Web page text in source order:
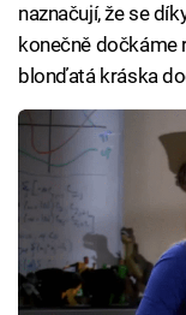
naznačují, že se
konečně dočkáme
blonďatá kráska